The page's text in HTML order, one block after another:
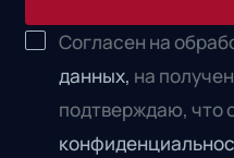
Согласен на
данных, на
подтверждаю, что